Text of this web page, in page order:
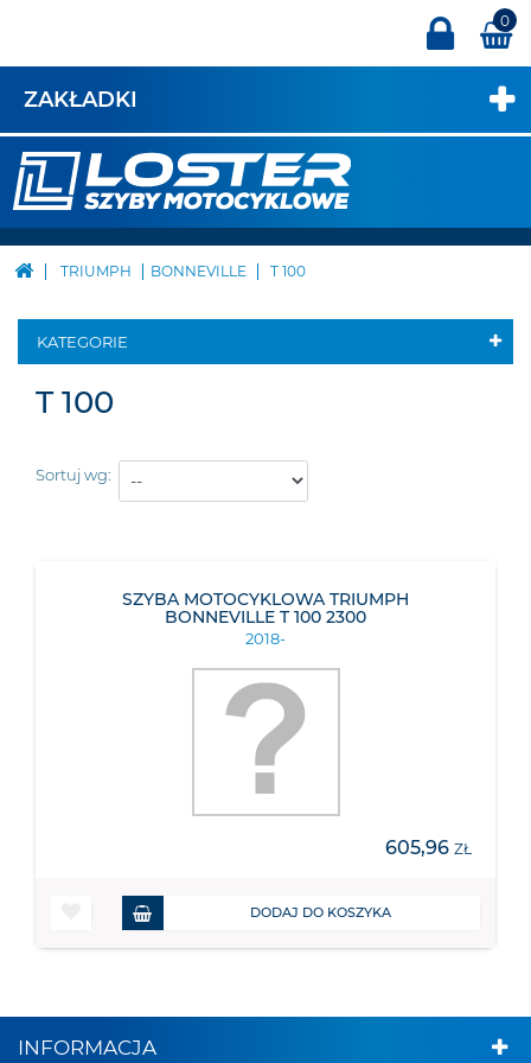
0
ZAKŁADKI
TRIUMPH BONNEVILLE T 100
KATEGORIE
T 100
Sortuj wg:
SZYBA MOTOCYKLOWA TRIUMPH
BONNEVILLE T 100 2300
2018-
605,96 ZŁ
DODAJ DO KOSZYKA
INFORMACJA